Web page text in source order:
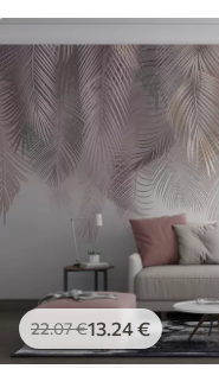
22.07€13.24€